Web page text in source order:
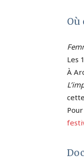
Où
Les
À